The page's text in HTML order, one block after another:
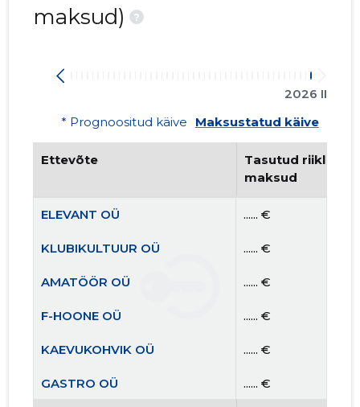
maksud)
?
2026 II
* Prognoositud käive
Maksustatud käive
Ettevõte
Tasutud riiklikud
maksud
ELEVANT OÜ ...... €
KLUBIKULTUUR OÜ ...... €
AMATÖÖR OÜ ...... €
F-HOONE OÜ ...... €
KAEVUKOHVIK OÜ ...... €
GASTRO OÜ ...... €